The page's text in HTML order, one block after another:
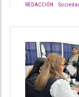
REDACCIÓN